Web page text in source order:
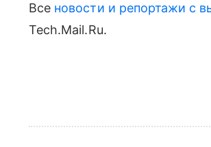
Все новости и репортажи с
Tech.Mail.Ru.